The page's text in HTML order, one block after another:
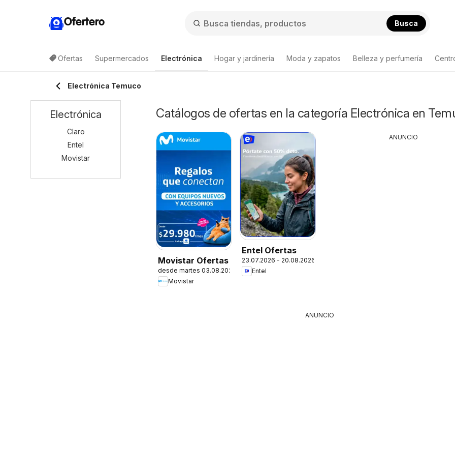
Ofertero Busca
Ofertas Supermercados Electrónica Hogar y jardinería Moda y zapatos Belleza y perfumería
Electrónica Temuco
Catálogos de ofertas en la categoría Electrónica en
Movistar Ofertas
desde martes 03.08.2026
Movistar
Entel Ofertas
23.07.2026 - 20.08.2026
Entel
ANUNCIO
ANUNCIO
Electrónica
Claro
Entel
Movistar